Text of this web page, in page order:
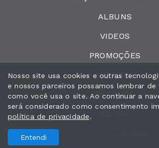
ALBUNS
VIDEOS
PROMOÇÕES
EVENTOS
RECADOS
Nosso site usa cookies e outras
e nossos parceiros possamos lembrar
como você usa o site. Ao continuar a
será considerado como consentimento
política de privacidade.
Entendi